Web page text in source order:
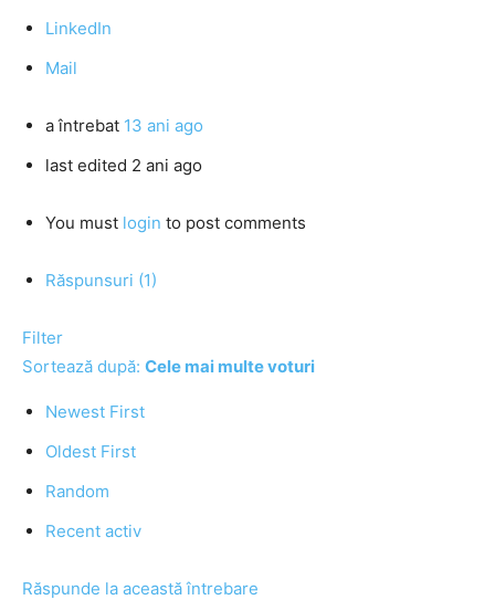
LinkedIn
Mail
a întrebat 13 ani ago
last edited 2 ani ago
You must login to post comments
Răspunsuri (1)
Filter
Sortează după: Cele mai multe voturi
Newest First
Oldest First
Random
Recent activ
Răspunde la această întrebare